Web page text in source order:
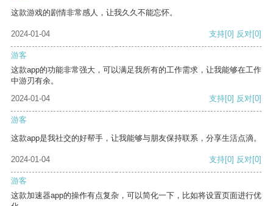
这款游戏的剧情非常感人，让我久久不能忘怀。
2024-01-04 支持[0] 反对[0]
游客
这款app的功能非常强大，可以满足我所有的工作需求，让我能够在工作
中游刃有余。
2024-01-04
支持[0] 反对[0]
游客
这款app是我社交的好帮手，让我能够与朋友保持联系，分享生活点滴。
2024-01-04 支持[0] 反对[0]
游客
这款加速器app的操作有点复杂，可以简化一下，比如将设置页面进行优